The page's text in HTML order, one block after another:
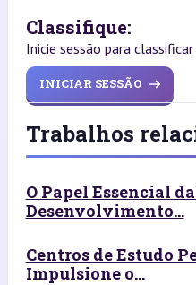
Classifique:
Inicie sessão para
INICIAR SESSÃO
Trabalhos
O Papel Essencial
Desenvolvimento...
Centros de Estudo
Impulsione o...